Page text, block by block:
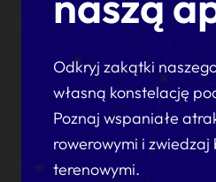
Odkryj zakątki
własną konstelację
Poznaj wspaniałe
rowerowymi i
terenowymi.